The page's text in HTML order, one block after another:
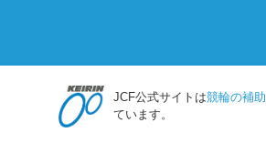
JCF公式サイトは競輪の補助
ています。